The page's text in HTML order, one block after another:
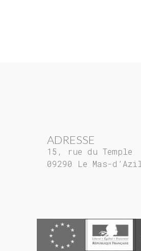
ADRESSE
15, rue du Temple
09290 Le Mas-d’Azil